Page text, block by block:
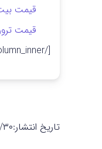
قیمت
قیمت
[/vc_column_inner]
تاریخ انتشار: